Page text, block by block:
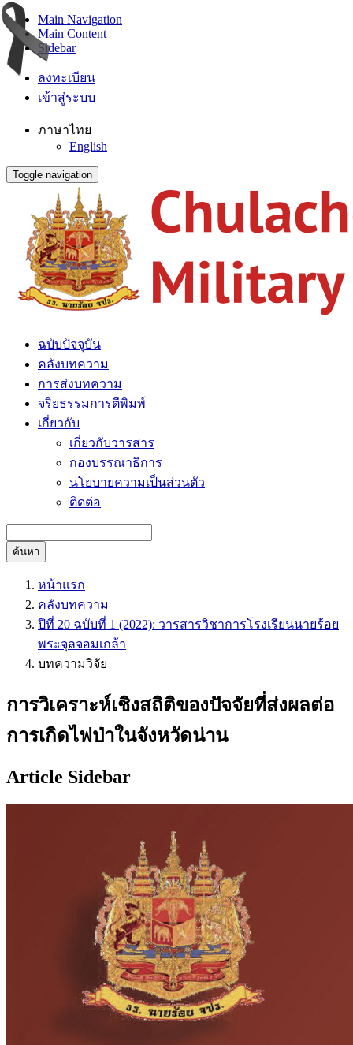
Main Navigation
Main Content
Sidebar
ลงทะเบียน
เข้าสู่ระบบ
ภาษาไทย
English
Toggle navigation
ฉบับปัจจุบัน
คลังบทความ
การส่งบทความ
จริยธรรมการตีพิมพ์
เกี่ยวกับ
เกี่ยวกับวารสาร
กองบรรณาธิการ
นโยบายความเป็นส่วนตัว
ติดต่อ
ค้นหา
หน้าแรก
คลังบทความ
ปีที่ 20 ฉบับที่ 1 (2022): วารสารวิชาการโรงเรียนนายร้อย
พระจุลจอมเกล้า
บทความวิจัย
การวิเคราะห์เชิงสถิติของปัจจัยที่ส่งผลต่อ
การเกิดไฟป่าในจังหวัดน่าน
Article Sidebar